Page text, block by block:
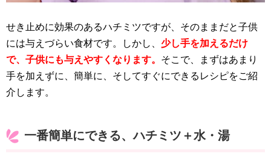
せき止めに効果のあるハチミツですが、そのままだと子供
には与えづらい食材です。しかし、 少し手を加えるだけ
で、子供にも与えやすくなります。 そこで、まずはあまり
手を加えずに、簡単に、そしてすぐにできるレシピをご紹
介します。
一番簡単にできる、ハチミツ＋水・湯